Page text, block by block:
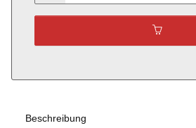
Beschreibung